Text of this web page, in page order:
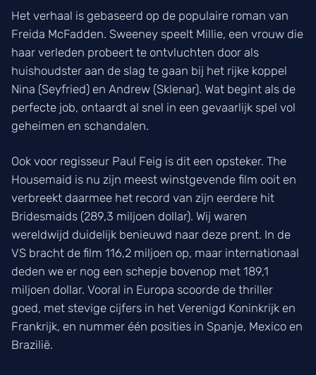
Het verhaal is gebaseerd op de populaire roman van
Freida McFadden. Sweeney speelt Millie, een vrouw die
haar verleden probeert te ontvluchten door als
huishoudster aan de slag te gaan bij het rijke koppel
Nina (Seyfried) en Andrew (Sklenar). Wat begint als de
perfecte job, ontaardt al snel in een gevaarlijk spel vol
geheimen en schandalen.
Ook voor regisseur Paul Feig is dit een opsteker. The
Housemaid is nu zijn meest winstgevende film ooit en
verbreekt daarmee het record van zijn eerdere hit
Bridesmaids (289,3 miljoen dollar). Wij waren
wereldwijd duidelijk benieuwd naar deze prent. In de
VS bracht de film 116,2 miljoen op, maar internationaal
deden we er nog een schepje bovenop met 189,1
miljoen dollar. Vooral in Europa scoorde de thriller
goed, met stevige cijfers in het Verenigd Koninkrijk en
Frankrijk, en nummer één posities in Spanje, Mexico en
Brazilië.